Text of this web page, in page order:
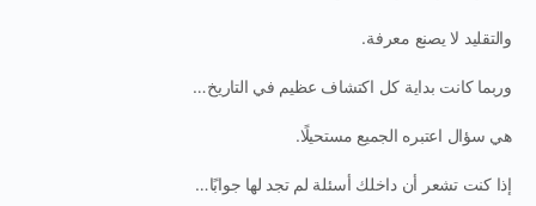
والتقليد لا يصنع معرفة.
وربما كانت بداية كل اكتشاف عظيم في التاريخ…
هي سؤال اعتبره الجميع مستحيلًا.
إذا كنت تشعر أن داخلك أسئلة لم تجد لها جوابًا…